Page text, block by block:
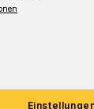
an
Museum die
Finckh